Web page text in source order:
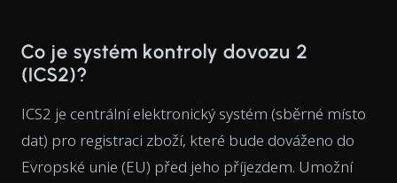
Co je systém kontroly dovozu 2
(ICS2)?
ICS2 je centrální elektronický systém (sběrné místo
dat) pro registraci zboží, které bude dováženo do
Evropské unie (EU) před jeho příjezdem. Umožní